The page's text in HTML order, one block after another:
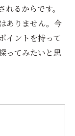
るからです。
ありません。今
イントを持って
ってみたいと思